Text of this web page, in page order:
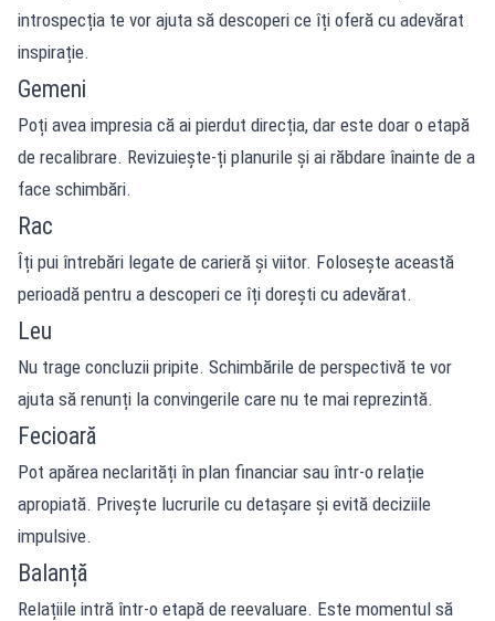
introspecția te vor ajuta să descoperi ce îți oferă cu adevărat
inspirație.
Gemeni
Poți avea impresia că ai pierdut direcția, dar este doar o etapă
de recalibrare. Revizuiește-ți planurile și ai răbdare înainte de a
face schimbări.
Rac
Îți pui întrebări legate de carieră și viitor. Folosește această
perioadă pentru a descoperi ce îți dorești cu adevărat.
Leu
Nu trage concluzii pripite. Schimbările de perspectivă te vor
ajuta să renunți la convingerile care nu te mai reprezintă.
Fecioară
Pot apărea neclarități în plan financiar sau într-o relație
apropiată. Privește lucrurile cu detașare și evită deciziile
impulsive.
Balanță
Relațiile intră într-o etapă de reevaluare. Este momentul să